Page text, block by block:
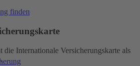
finden
die Internationale Versicherungskarte als
.